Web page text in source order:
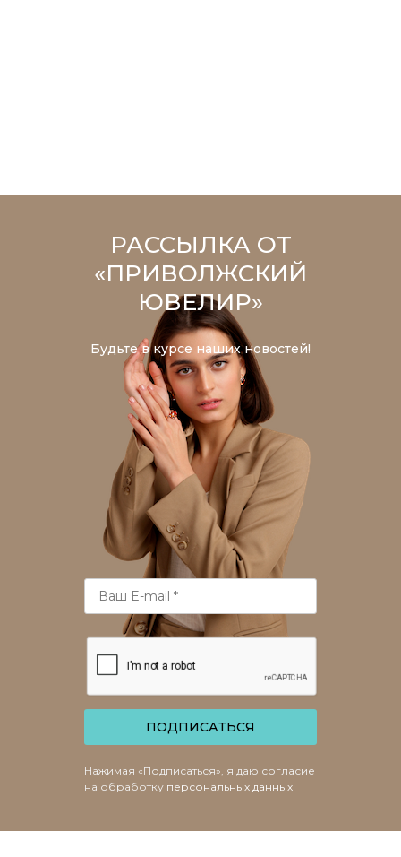
РАССЫЛКА ОТ
«ПРИВОЛЖСКИЙ
ЮВЕЛИР»
Будьте в курсе наших новостей!
ПОДПИСАТЬСЯ
Нажимая «Подписаться», я даю согласие
на обработку персональных данных